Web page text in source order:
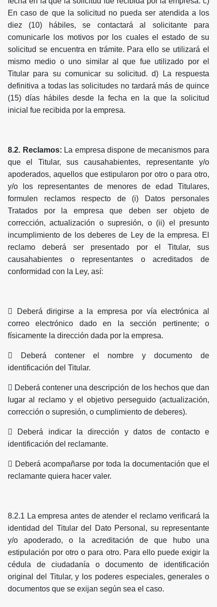
En caso de que la solicitud no pueda ser atendida a los
diez (10) hábiles, se contactará al solicitante para
comunicarle los motivos por los cuales el estado de su
solicitud se encuentra en trámite. Para ello se utilizará el
mismo medio o uno similar al que fue utilizado por el
Titular para su comunicar su solicitud. d) La respuesta
definitiva a todas las solicitudes no tardará más de quince
(15) días hábiles desde la fecha en la que la solicitud
inicial fue recibida por la empresa.
8.2. Reclamos: La empresa dispone de mecanismos para
que el Titular, sus causahabientes, representante y/o
apoderados, aquellos que estipularon por otro o para otro,
y/o los representantes de menores de edad Titulares,
formulen reclamos respecto de (i) Datos personales
Tratados por la empresa que deben ser objeto de
corrección, actualización o supresión, o (ii) el presunto
incumplimiento de los deberes de Ley de la empresa. El
reclamo deberá ser presentado por el Titular, sus
causahabientes o representantes o acreditados de
conformidad con la Ley, así:
 Deberá dirigirse a la empresa por vía electrónica al
correo electrónico dado en la sección pertinente; o
físicamente la dirección dada por la empresa.
 Deberá contener el nombre y documento de
identificación del Titular.
 Deberá contener una descripción de los hechos que dan
lugar al reclamo y el objetivo perseguido (actualización,
corrección o supresión, o cumplimiento de deberes).
 Deberá indicar la dirección y datos de contacto e
identificación del reclamante.
 Deberá acompañarse por toda la documentación que el
reclamante quiera hacer valer.
8.2.1 La empresa antes de atender el reclamo verificará la
identidad del Titular del Dato Personal, su representante
y/o apoderado, o la acreditación de que hubo una
estipulación por otro o para otro. Para ello puede exigir la
cédula de ciudadanía o documento de identificación
original del Titular, y los poderes especiales, generales o
documentos que se exijan según sea el caso.